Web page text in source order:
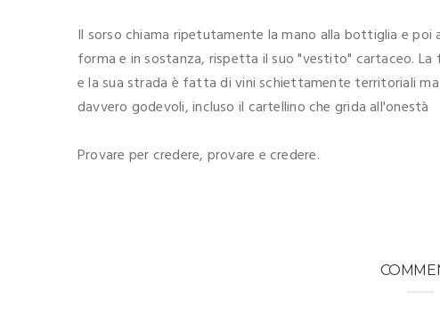
Il sorso chiama ripetutamente la mano alla bottiglia e poi
forma e in sostanza, rispetta il suo "vestito" cartaceo. La
e la sua strada è fatta di vini schiettamente territoriali
davvero godevoli, incluso il cartellino che grida all'onestà
Provare per credere, provare e credere.